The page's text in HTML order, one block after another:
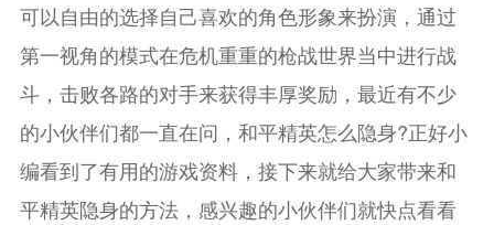
可以自由的选择自己喜欢的角色形象来扮演，通过
第一视角的模式在危机重重的枪战世界当中进行战
斗，击败各路的对手来获得丰厚奖励，最近有不少
的小伙伴们都一直在问，和平精英怎么隐身?正好小
编看到了有用的游戏资料，接下来就给大家带来和
平精英隐身的方法，感兴趣的小伙伴们就快点看看